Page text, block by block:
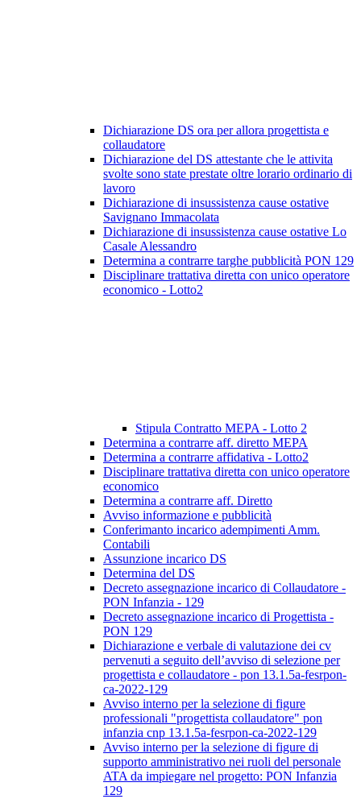
Dichiarazione DS ora per allora progettista e
collaudatore
Dichiarazione del DS attestante che le attivita
svolte sono state prestate oltre lorario ordinario di
lavoro
Dichiarazione di insussistenza cause ostative
Savignano Immacolata
Dichiarazione di insussistenza cause ostative Lo
Casale Alessandro
Determina a contrarre targhe pubblicità PON 129
Disciplinare trattativa diretta con unico operatore
economico - Lotto2
Stipula Contratto MEPA - Lotto 2
Determina a contrarre aff. diretto MEPA
Determina a contrarre affidativa - Lotto2
Disciplinare trattativa diretta con unico operatore
economico
Determina a contrarre aff. Diretto
Avviso informazione e pubblicità
Conferimanto incarico adempimenti Amm.
Contabili
Assunzione incarico DS
Determina del DS
Decreto assegnazione incarico di Collaudatore -
PON Infanzia - 129
Decreto assegnazione incarico di Progettista -
PON 129
Dichiarazione e verbale di valutazione dei cv
pervenuti a seguito dell’avviso di selezione per
progettista e collaudatore - pon 13.1.5a-fesrpon-
ca-2022-129
Avviso interno per la selezione di figure
professionali "progettista collaudatore" pon
infanzia cnp 13.1.5a-fesrpon-ca-2022-129
Avviso interno per la selezione di figure di
supporto amministrativo nei ruoli del personale
ATA da impiegare nel progetto: PON Infanzia
129